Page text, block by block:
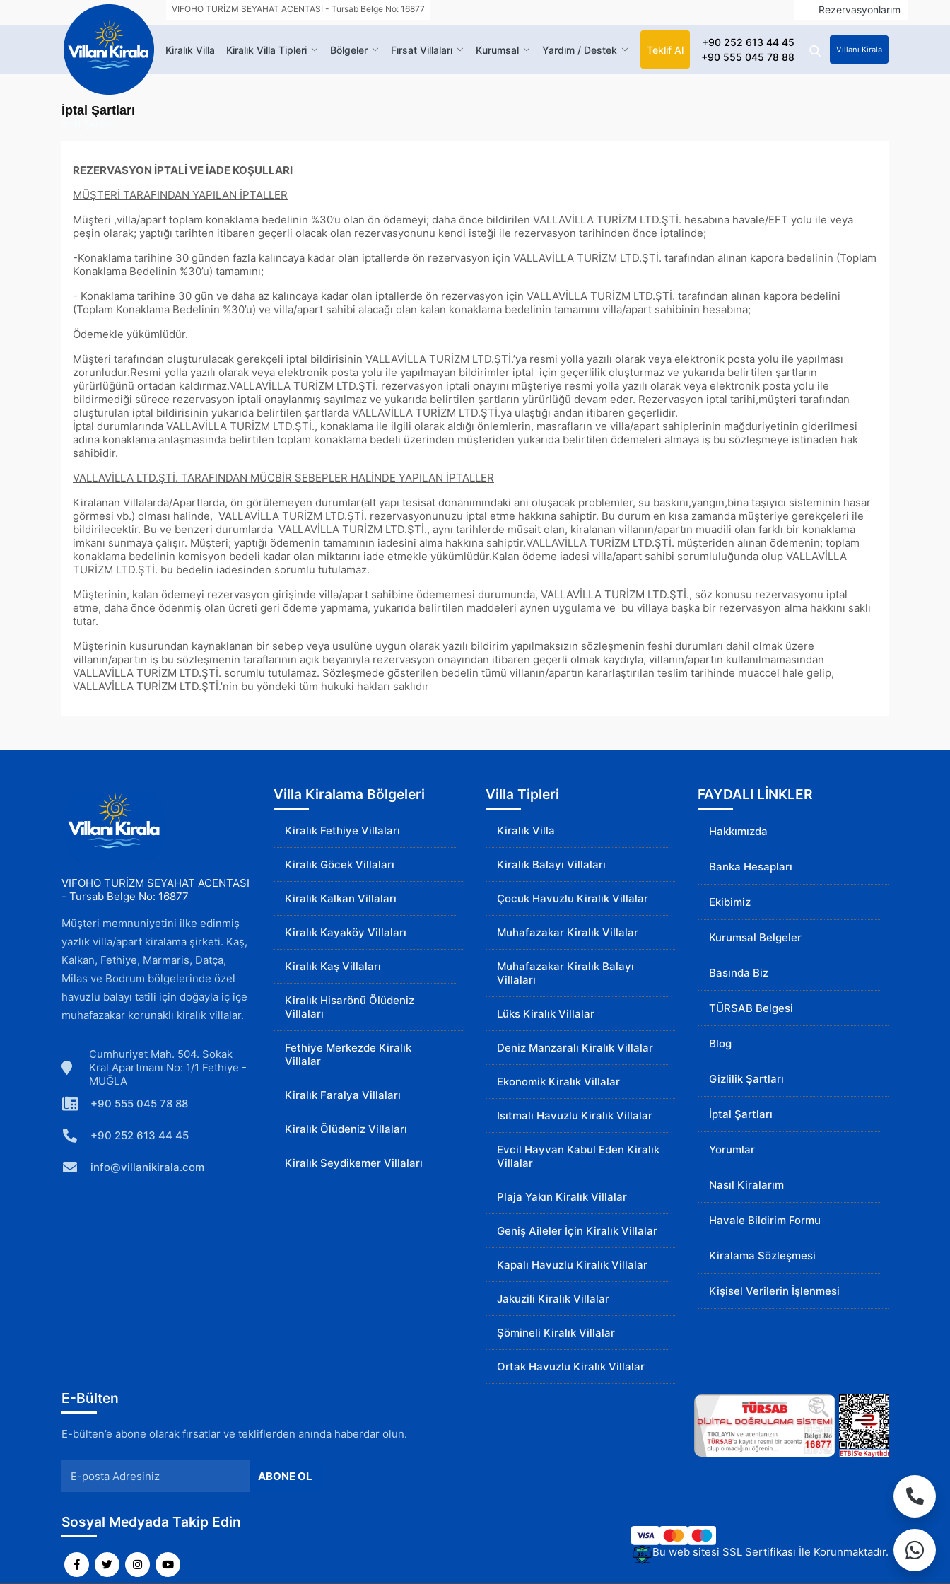
Rezervasyonlarım
Kiralık Villa Kiralık Villa Tipleri Bölgeler Fırsat Villaları Kurumsal Yardım / Destek Teklif Al
+90 252 613 44 45
+90 555 045 78 88
Villanı Kirala
VIFOHO TURİZM SEYAHAT ACENTASI - Tursab Belge No: 16877
İptal Şartları
REZERVASYON İPTALİ VE İADE KOŞULLARI
MÜŞTERİ TARAFINDAN YAPILAN İPTALLER
Müşteri ,villa/apart toplam konaklama bedelinin %30’u olan ön ödemeyi; daha önce bildirilen VALLAVİLLA TURİZM LTD.ŞTİ. hesabına havale/EFT yolu ile veya
peşin olarak; yaptığı tarihten itibaren geçerli olacak olan rezervasyonunu kendi isteği ile rezervasyon tarihinden önce iptalinde;
-Konaklama tarihine 30 günden fazla kalıncaya kadar olan iptallerde ön rezervasyon için VALLAVİLLA TURİZM LTD.ŞTİ. tarafından alınan kapora bedelinin (Toplam
Konaklama Bedelinin %30’u) tamamını;
- Konaklama tarihine 30 gün ve daha az kalıncaya kadar olan iptallerde ön rezervasyon için VALLAVİLLA TURİZM LTD.ŞTİ. tarafından alınan kapora bedelini
(Toplam Konaklama Bedelinin %30’u) ve villa/apart sahibi alacağı olan kalan konaklama bedelinin tamamını villa/apart sahibinin hesabına;
Ödemekle yükümlüdür.
Müşteri tarafından oluşturulacak gerekçeli iptal bildirisinin VALLAVİLLA TURİZM LTD.ŞTİ.’ya resmi yolla yazılı olarak veya elektronik posta yolu ile yapılması
zorunludur.Resmi yolla yazılı olarak veya elektronik posta yolu ile yapılmayan bildirimler iptal için geçerlilik oluşturmaz ve yukarıda belirtilen şartların
yürürlüğünü ortadan kaldırmaz.VALLAVİLLA TURİZM LTD.ŞTİ. rezervasyon iptali onayını müşteriye resmi yolla yazılı olarak veya elektronik posta yolu ile
bildirmediği sürece rezervasyon iptali onaylanmış sayılmaz ve yukarıda belirtilen şartların yürürlüğü devam eder. Rezervasyon iptal tarihi,müşteri tarafından
oluşturulan iptal bildirisinin yukarıda belirtilen şartlarda VALLAVİLLA TURİZM LTD.ŞTİ.ya ulaştığı andan itibaren geçerlidir.
İptal durumlarında VALLAVİLLA TURİZM LTD.ŞTİ., konaklama ile ilgili olarak aldığı önlemlerin, masrafların ve villa/apart sahiplerinin mağduriyetinin giderilmesi
adına konaklama anlaşmasında belirtilen toplam konaklama bedeli üzerinden müşteriden yukarıda belirtilen ödemeleri almaya iş bu sözleşmeye istinaden hak
sahibidir.
VALLAVİLLA LTD.ŞTİ. TARAFINDAN MÜCBİR SEBEPLER HALİNDE YAPILAN İPTALLER
Kiralanan Villalarda/Apartlarda, ön görülemeyen durumlar(alt yapı tesisat donanımındaki ani oluşacak problemler, su baskını,yangın,bina taşıyıcı sisteminin hasar
görmesi vb.) olması halinde, VALLAVİLLA TURİZM LTD.ŞTİ. rezervasyonunuzu iptal etme hakkına sahiptir. Bu durum en kısa zamanda müşteriye gerekçeleri ile
bildirilecektir. Bu ve benzeri durumlarda VALLAVİLLA TURİZM LTD.ŞTİ., aynı tarihlerde müsait olan, kiralanan villanın/apartın muadili olan farklı bir konaklama
imkanı sunmaya çalışır. Müşteri; yaptığı ödemenin tamamının iadesini alma hakkına sahiptir.VALLAVİLLA TURİZM LTD.ŞTİ. müşteriden alınan ödemenin; toplam
konaklama bedelinin komisyon bedeli kadar olan miktarını iade etmekle yükümlüdür.Kalan ödeme iadesi villa/apart sahibi sorumluluğunda olup VALLAVİLLA
TURİZM LTD.ŞTİ. bu bedelin iadesinden sorumlu tutulamaz.
Müşterinin, kalan ödemeyi rezervasyon girişinde villa/apart sahibine ödememesi durumunda, VALLAVİLLA TURİZM LTD.ŞTİ., söz konusu rezervasyonu iptal
etme, daha önce ödenmiş olan ücreti geri ödeme yapmama, yukarıda belirtilen maddeleri aynen uygulama ve bu villaya başka bir rezervasyon alma hakkını saklı
tutar.
Müşterinin kusurundan kaynaklanan bir sebep veya usulüne uygun olarak yazılı bildirim yapılmaksızın sözleşmenin feshi durumları dahil olmak üzere
villanın/apartın iş bu sözleşmenin taraflarının açık beyanıyla rezervasyon onayından itibaren geçerli olmak kaydıyla, villanın/apartın kullanılmamasından
VALLAVİLLA TURİZM LTD.ŞTİ. sorumlu tutulamaz. Sözleşmede gösterilen bedelin tümü villanın/apartın kararlaştırılan teslim tarihinde muaccel hale gelip,
VALLAVİLLA TURİZM LTD.ŞTİ.’nin bu yöndeki tüm hukuki hakları saklıdır
VIFOHO TURİZM SEYAHAT ACENTASI
- Tursab Belge No: 16877
Müşteri memnuniyetini ilke edinmiş
yazlık villa/apart kiralama şirketi. Kaş,
Kalkan, Fethiye, Marmaris, Datça,
Milas ve Bodrum bölgelerinde özel
havuzlu balayı tatili için doğayla iç içe
muhafazakar korunaklı kiralık villalar.
Cumhuriyet Mah. 504. Sokak
Kral Apartmanı No: 1/1 Fethiye -
MUĞLA
+90 555 045 78 88
+90 252 613 44 45
info@villanikirala.com
Villa Kiralama Bölgeleri
Kiralık Fethiye Villaları
Kiralık Göcek Villaları
Kiralık Kalkan Villaları
Kiralık Kayaköy Villaları
Kiralık Kaş Villaları
Kiralık Hisarönü Ölüdeniz
Villaları
Fethiye Merkezde Kiralık
Villalar
Kiralık Faralya Villaları
Kiralık Ölüdeniz Villaları
Kiralık Seydikemer Villaları
Villa Tipleri
Kiralık Villa
Kiralık Balayı Villaları
Çocuk Havuzlu Kiralık Villalar
Muhafazakar Kiralık Villalar
Muhafazakar Kiralık Balayı
Villaları
Lüks Kiralık Villalar
Deniz Manzaralı Kiralık Villalar
Ekonomik Kiralık Villalar
Isıtmalı Havuzlu Kiralık Villalar
Evcil Hayvan Kabul Eden Kiralık
Villalar
Plaja Yakın Kiralık Villalar
Geniş Aileler İçin Kiralık Villalar
Kapalı Havuzlu Kiralık Villalar
Jakuzili Kiralık Villalar
Şömineli Kiralık Villalar
Ortak Havuzlu Kiralık Villalar
FAYDALI LİNKLER
Hakkımızda
Banka Hesapları
Ekibimiz
Kurumsal Belgeler
Basında Biz
TÜRSAB Belgesi
Blog
Gizlilik Şartları
İptal Şartları
Yorumlar
Nasıl Kiralarım
Havale Bildirim Formu
Kiralama Sözleşmesi
Kişisel Verilerin İşlenmesi
E-Bülten
E-bülten’e abone olarak fırsatlar ve tekliflerden anında haberdar olun.
Sosyal Medyada Takip Edin
Bu web sitesi SSL Sertifikası İle Korunmaktadır.